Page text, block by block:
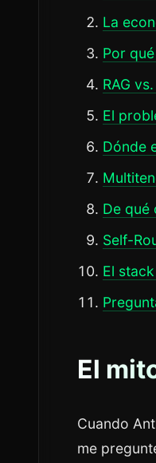
La
Por
RAG
El
Dónde
De qué
Self-
El
El
Cuando
me